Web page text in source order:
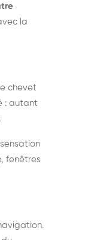
la
chevet
: autant
fenêtres